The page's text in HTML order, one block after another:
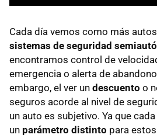
Cada día vemos como más
sistemas de seguridad
encontramos control de
emergencia o alerta de
embargo, el ver un descuento o
seguros acorde al nivel de
un auto es subjetivo. Ya que
un parámetro distinto para